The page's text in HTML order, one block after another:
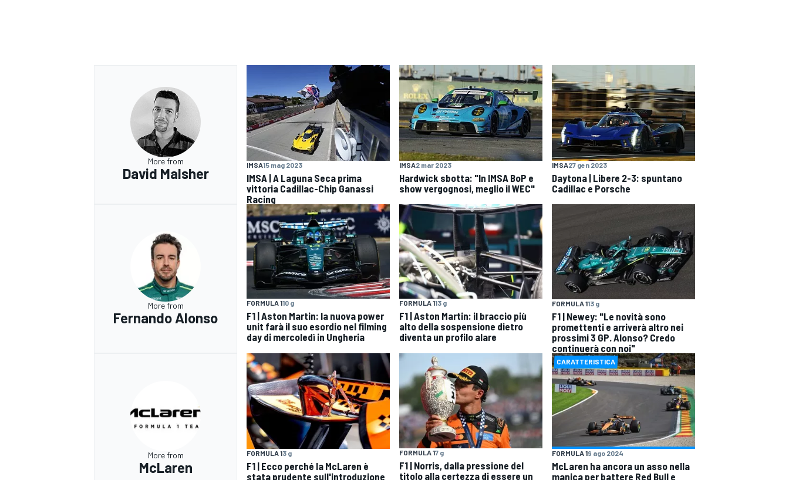
More from
David Malsher
IMSA15 mag 2023
IMSA | A Laguna Seca prima
vittoria Cadillac-Chip Ganassi
Racing
IMSA2 mar 2023
Hardwick sbotta: "In IMSA BoP e
show vergognosi, meglio il WEC"
IMSA27 gen 2023
Daytona | Libere 2-3: spuntano
Cadillac e Porsche
More from
Fernando Alonso
FORMULA 110 g
F1 | Aston Martin: la nuova power
unit farà il suo esordio nel filming
day di mercoledì in Ungheria
FORMULA 113 g
F1 | Aston Martin: il braccio più
alto della sospensione dietro
diventa un profilo alare
FORMULA 113 g
F1 | Newey: "Le novità sono
promettenti e arriverà altro nei
prossimi 3 GP. Alonso? Credo
continuerà con noi"
More from
McLaren
FORMULA 13 g
F1 | Ecco perché la McLaren è
stata prudente sull'introduzione
FORMULA 17 g
F1 | Norris, dalla pressione del
titolo alla certezza di essere un
CARATTERISTICA
FORMULA 19 ago 2024
McLaren ha ancora un asso nella
manica per battere Red Bull e